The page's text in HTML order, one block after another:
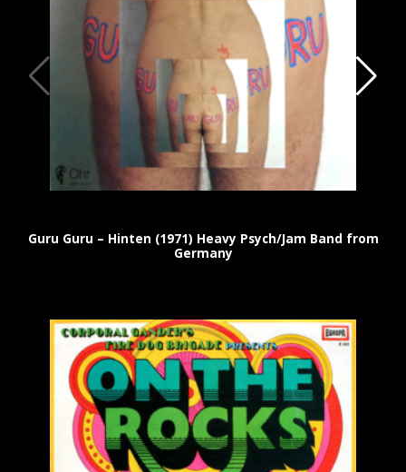
Guru Guru – Hinten (1971) Heavy Psych/Jam Band from
Germany